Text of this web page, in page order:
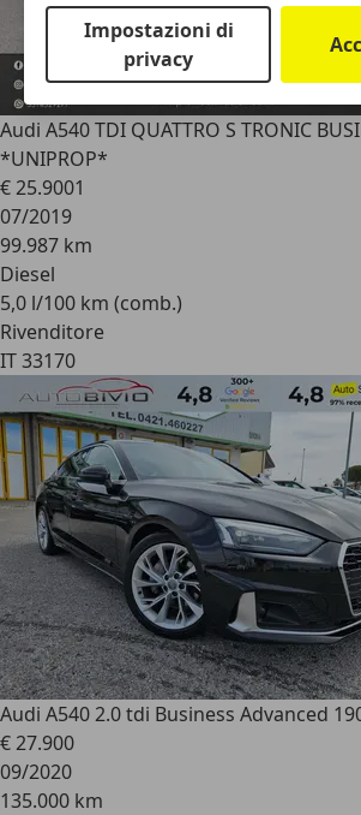
Impostazioni di
privacy
Audi A540 TDI QUATTRO S TRONIC
*UNIPROP*
€ 25.9001
07/2019
99.987 km
Diesel
5,0 l/100 km (comb.)
Rivenditore
IT 33170
Audi A540 2.0 tdi Business Advanced
€ 27.900
09/2020
135.000 km